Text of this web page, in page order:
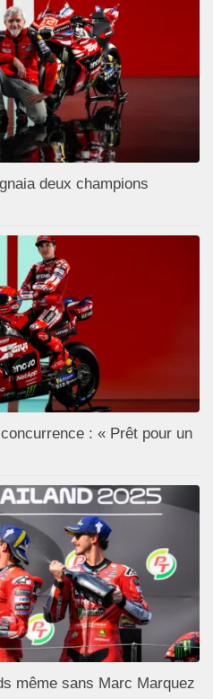
deux champions
: « Prêt pour un
même sans Marc Marquez